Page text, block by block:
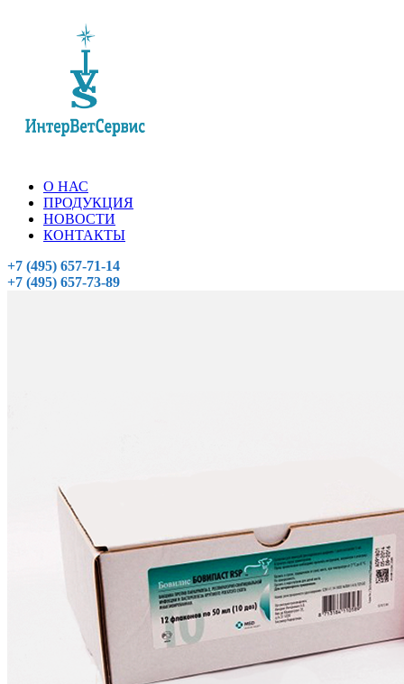
О НАС
ПРОДУКЦИЯ
НОВОСТИ
КОНТАКТЫ
+7 (495) 657-71-14
+7 (495) 657-73-89